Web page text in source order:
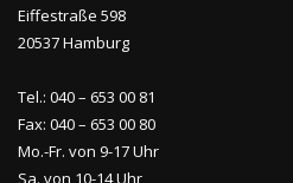
Eiffestraße 598
20537 Hamburg
Tel.: 040 – 653 00 81
Fax: 040 – 653 00 80
Mo.-Fr. von 9-17 Uhr
Sa. von 10-14 Uhr